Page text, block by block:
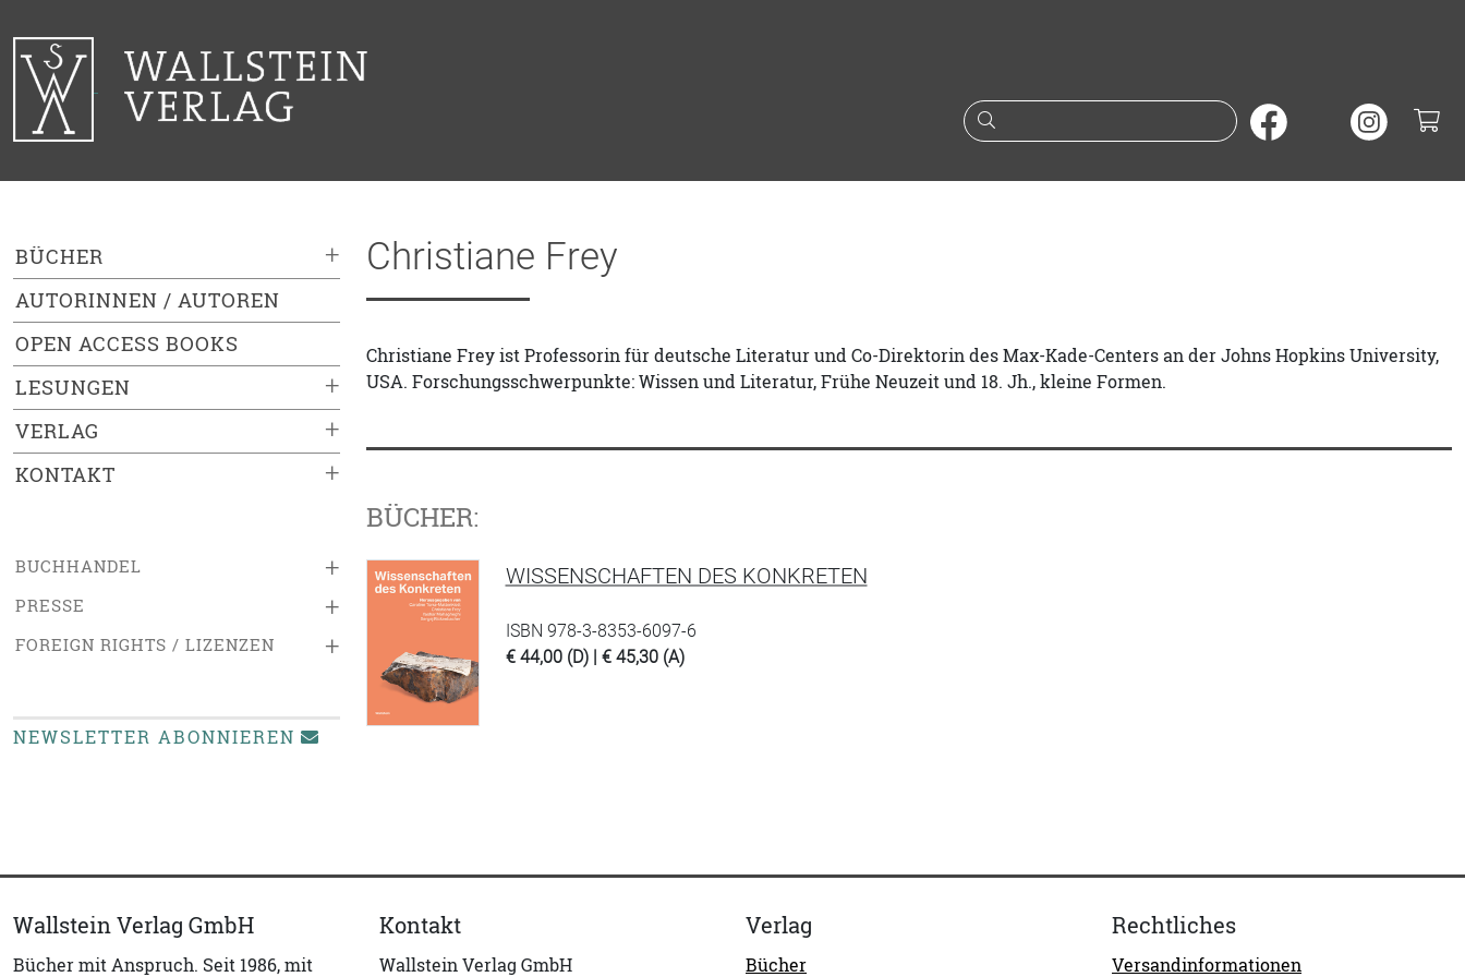
Suche nach Büchern oder
+
BÜCHER
AUTORINNEN / AUTOREN
OPEN ACCESS BOOKS
+
LESUNGEN
+
VERLAG
+
KONTAKT
+
BUCHHANDEL
+
PRESSE
+
FOREIGN RIGHTS / LIZENZEN
NEWSLETTER ABONNIEREN
Christiane Frey
Christiane Frey ist Professorin für deutsche Literatur und Co-Direktorin des Max-Kade-Centers an der Johns Hopkins University,
USA. Forschungsschwerpunkte: Wissen und Literatur, Frühe Neuzeit und 18. Jh., kleine Formen.
BÜCHER:
WISSENSCHAFTEN DES KONKRETEN
ISBN 978-3-8353-6097-6
€ 44,00 (D) | € 45,30 (A)
Wallstein Verlag GmbH
Bücher mit Anspruch. Seit 1986, mit
Kontakt
Wallstein Verlag GmbH
Verlag
Bücher
Rechtliches
Versandinformationen